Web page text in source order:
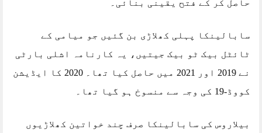
حاصل کر کے فتح یقینی بنائی۔
سابالینکا پہلی کھلاڑی بن گئیں جو میامی کے
ٹائٹل بیک ٹو بیک جیتیں، یہ کارنامہ اشلی بارٹی
نے 2019 اور 2021 میں حاصل کیا تھا۔ 2020 کا ایڈیشن
کووڈ-19 کی وجہ سے منسوخ ہو گیا تھا۔
بیلاروس کی سابالینکا صرف چند خواتین کھلاڑیوں